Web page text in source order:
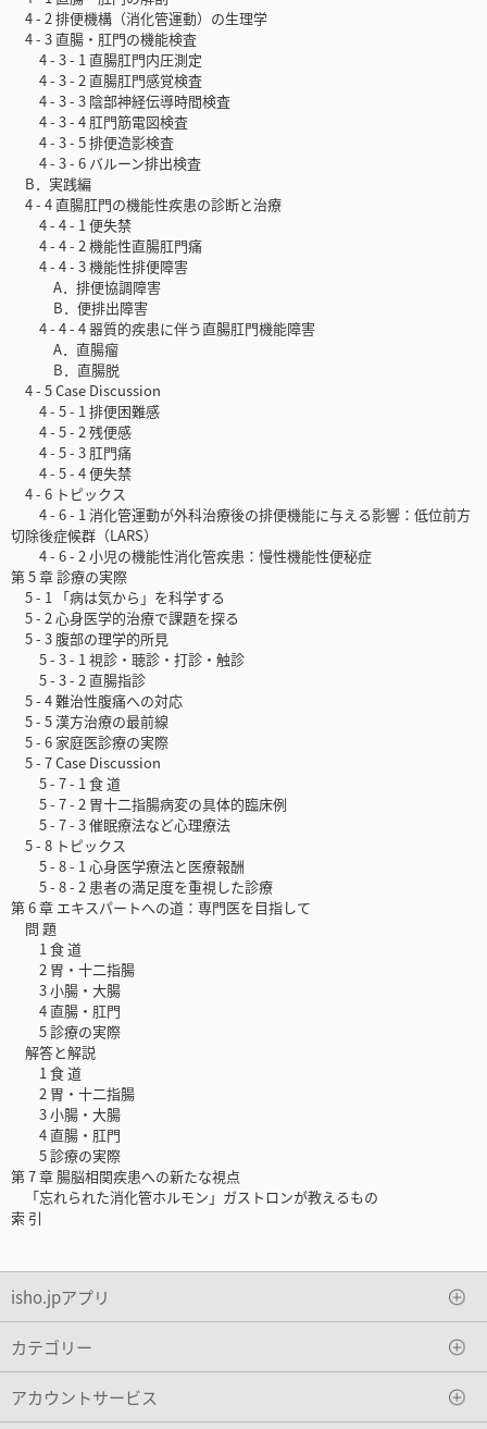
4 - 2 排便機構（消化管運動）の生理学
4 - 3 直腸・肛門の機能検査
4 - 3 - 1 直腸肛門内圧測定
4 - 3 - 2 直腸肛門感覚検査
4 - 3 - 3 陰部神経伝導時間検査
4 - 3 - 4 肛門筋電図検査
4 - 3 - 5 排便造影検査
4 - 3 - 6 バルーン排出検査
B．実践編
4 - 4 直腸肛門の機能性疾患の診断と治療
4 - 4 - 1 便失禁
4 - 4 - 2 機能性直腸肛門痛
4 - 4 - 3 機能性排便障害
A．排便協調障害
B．便排出障害
4 - 4 - 4 器質的疾患に伴う直腸肛門機能障害
A．直腸瘤
B．直腸脱
4 - 5 Case Discussion
4 - 5 - 1 排便困難感
4 - 5 - 2 残便感
4 - 5 - 3 肛門痛
4 - 5 - 4 便失禁
4 - 6 トピックス
4 - 6 - 1 消化管運動が外科治療後の排便機能に与える影響：低位前方
切除後症候群（LARS）
4 - 6 - 2 小児の機能性消化管疾患：慢性機能性便秘症
第 5 章 診療の実際
5 - 1 「病は気から」を科学する
5 - 2 心身医学的治療で課題を探る
5 - 3 腹部の理学的所見
5 - 3 - 1 視診・聴診・打診・触診
5 - 3 - 2 直腸指診
5 - 4 難治性腹痛への対応
5 - 5 漢方治療の最前線
5 - 6 家庭医診療の実際
5 - 7 Case Discussion
5 - 7 - 1 食 道
5 - 7 - 2 胃十二指腸病変の具体的臨床例
5 - 7 - 3 催眠療法など心理療法
5 - 8 トピックス
5 - 8 - 1 心身医学療法と医療報酬
5 - 8 - 2 患者の満足度を重視した診療
第 6 章 エキスパートへの道：専門医を目指して
問 題
1 食 道
2 胃・十二指腸
3 小腸・大腸
4 直腸・肛門
5 診療の実際
解答と解説
1 食 道
2 胃・十二指腸
3 小腸・大腸
4 直腸・肛門
5 診療の実際
第 7 章 腸脳相関疾患への新たな視点
「忘れられた消化管ホルモン」ガストロンが教えるもの
索 引
isho.jpアプリ
カテゴリー
アカウントサービス